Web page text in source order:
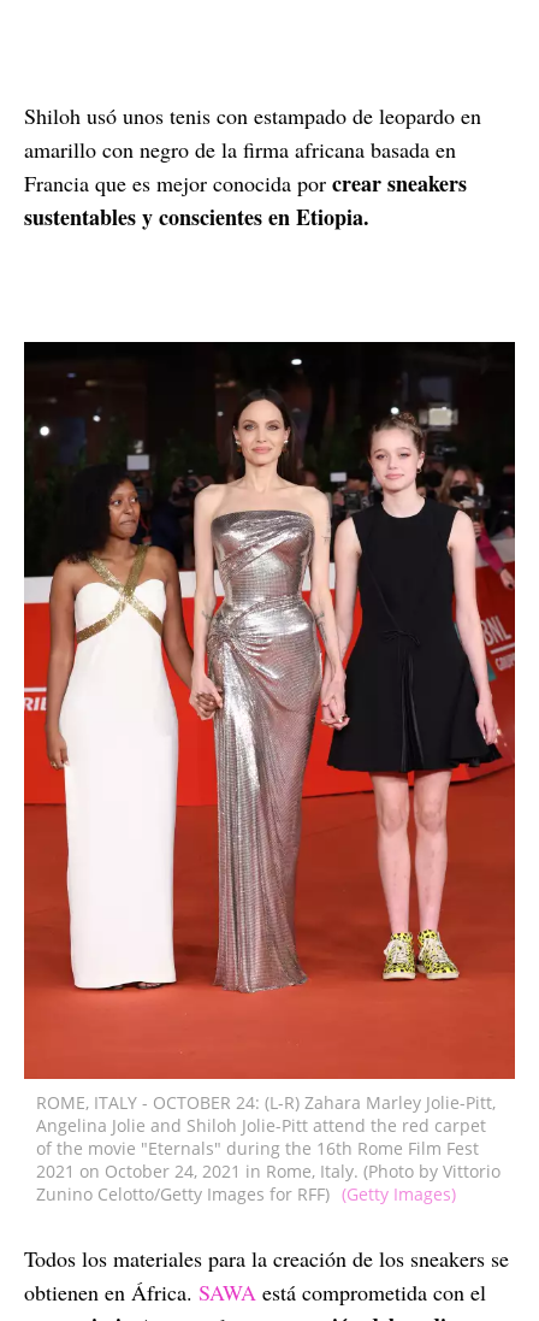
Shiloh usó unos tenis con estampado de leopardo en
amarillo con negro de la firma africana basada en
Francia que es mejor conocida por crear sneakers
sustentables y conscientes en Etiopia.
ROME, ITALY - OCTOBER 24: (L-R) Zahara Marley Jolie-Pitt,
Angelina Jolie and Shiloh Jolie-Pitt attend the red carpet
of the movie "Eternals" during the 16th Rome Film Fest
2021 on October 24, 2021 in Rome, Italy. (Photo by Vittorio
Zunino Celotto/Getty Images for RFF) (Getty Images)
Todos los materiales para la creación de los sneakers se
obtienen en África. SAWA está comprometida con el